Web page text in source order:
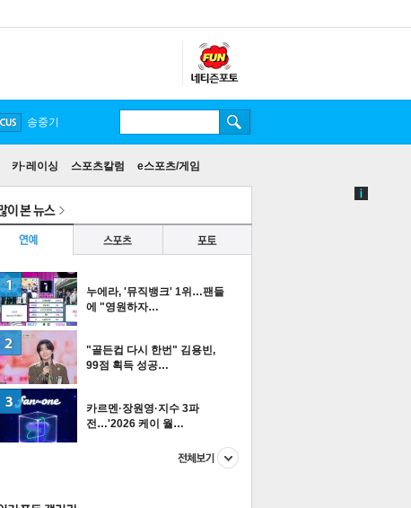
카·레이싱 스포츠칼럼 e스포츠/게임
누에라, '뮤직뱅크' 1위…팬들
에 "영원하자…
"골든컵 다시 한번" 김용빈,
99점 획득 성공…
카르멘·장원영·지수 3파
전…'2026 케이 월…